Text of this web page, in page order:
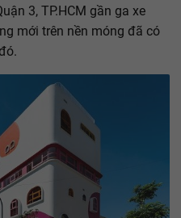
3, TP.HCM gần ga xe
mới trên nền móng đã có